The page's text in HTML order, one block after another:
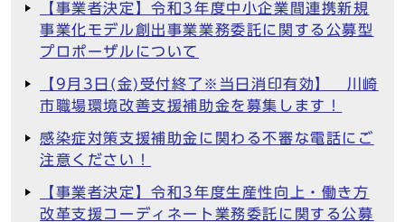
【事業者決定】令和3年度中小企業間連携新規
事業化モデル創出事業業務委託に関する公募型
プロポーザルについて
【9月3日(金)受付終了※当日消印有効】 川崎
市職場環境改善支援補助金を募集します！
感染症対策支援補助金に関わる不審な電話にご
注意ください！
【事業者決定】令和3年度生産性向上・働き方
改革支援コーディネート業務委託に関する公募